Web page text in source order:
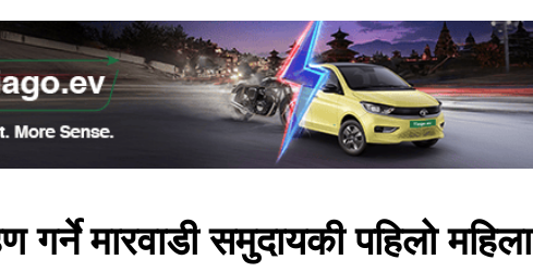
गर्ने मारवाडी समुदायकी पहिलो महिला